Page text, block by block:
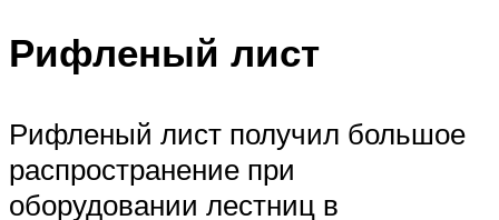
Рифленый лист
Рифленый лист получил большое
распространение при
оборудовании лестниц в